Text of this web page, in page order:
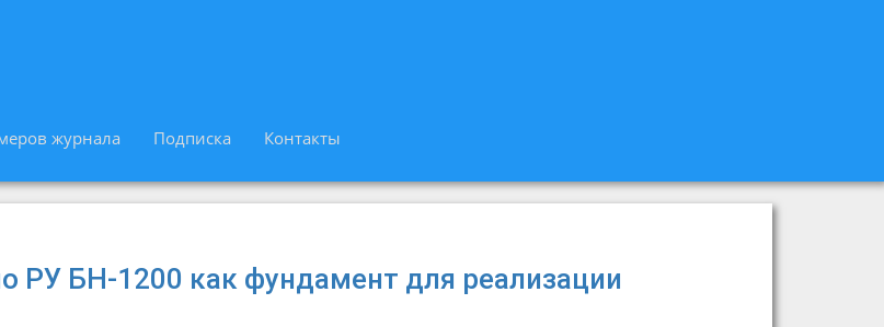
журнала Подписка Контакты
РУ БН-1200 как фундамент для реализации